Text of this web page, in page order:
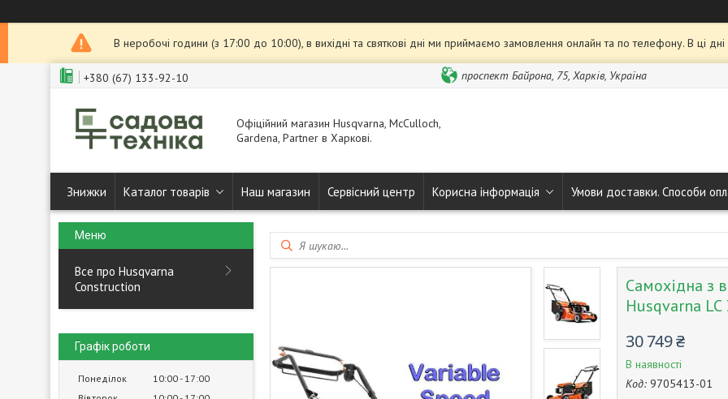
В неробочі години (з 17:00 до 10:00), в вихідні та святкові дні ми приймаємо замовлення онлайн та по телефону. В ці
+380 (67) 133-92-10 проспект Байрона, 75, Харків, Україна
Офіційний магазин Husqvarna, McCulloch,
Gardena, Partner в Харкові.
Знижки Каталог товарів Наш магазин Сервісний центр Корисна інформація Умови доставки. Способи
Все про Husqvarna
Construction
Графік роботи
Понеділок 10:00 17:00
Самохідна з
Husqvarna LC
30 749 ₴
В наявності
Код: 9705413-01